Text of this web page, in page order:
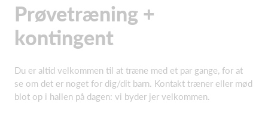
Prøvetræning +
kontingent
Du er altid velkommen til at træne med et par gange, for at
se om det er noget for dig/dit barn. Kontakt træner eller mød
blot op i hallen på dagen: vi byder jer velkommen.